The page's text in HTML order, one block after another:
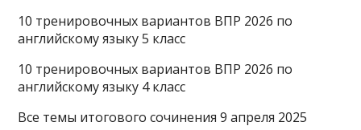
10 тренировочных вариантов ВПР 2026 по
английскому языку 5 класс
10 тренировочных вариантов ВПР 2026 по
английскому языку 4 класс
Все темы итогового сочинения 9 апреля 2025